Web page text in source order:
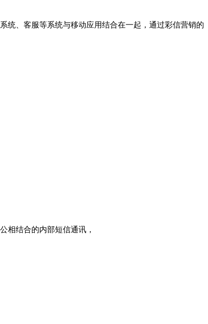
统、客服等系统与移动应用结合在一起，通过彩信营销的
相结合的内部短信通讯，